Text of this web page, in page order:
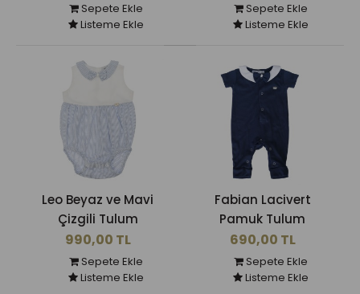
Sepete Ekle
Listeme Ekle
Sepete Ekle
Listeme Ekle
Leo Beyaz ve Mavi
Çizgili Tulum
990,00 TL
Sepete Ekle
Listeme Ekle
Fabian Lacivert
Pamuk Tulum
690,00 TL
Sepete Ekle
Listeme Ekle